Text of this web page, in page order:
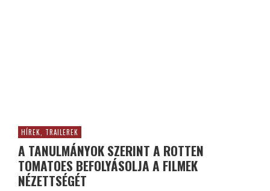
HÍREK, TRAILEREK
A TANULMÁNYOK SZERINT A ROTTEN
TOMATOES BEFOLYÁSOLJA A FILMEK
NÉZETTSÉGÉT